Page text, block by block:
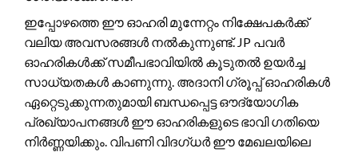
ഇപ്പോഴത്തെ ഈ ഓഹരി മുന്നേറ്റം നിക്ഷേപകർക്ക്
വലിയ അവസരങ്ങൾ നൽകുന്നുണ്ട്. JP പവർ
ഓഹരികൾക്ക് സമീപഭാവിയിൽ കൂടുതൽ ഉയർച്ച
സാധ്യതകൾ കാണുന്നു. അദാനി ഗ്രൂപ്പ് ഓഹരികൾ
ഏറ്റെടുക്കുന്നതുമായി ബന്ധപ്പെട്ട ഔദ്യോഗിക
പ്രഖ്യാപനങ്ങൾ ഈ ഓഹരികളുടെ ഭാവി ഗതിയെ
നിർണ്ണയിക്കും. വിപണി വിദഗ്ധർ ഈ മേഖലയിലെ